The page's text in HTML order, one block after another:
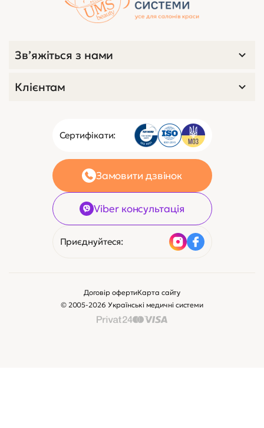
Сертифікати:
Замовити дзвінок
Viber консультація
Приєднуйтеся:
Зв’яжіться з нами
Клієнтам
© 2005-2026 Українські медичні системи
Договір офертиКарта сайту